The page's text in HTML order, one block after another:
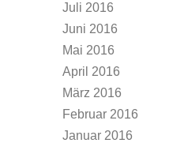
Juli 2016
Juni 2016
Mai 2016
April 2016
März 2016
Februar 2016
Januar 2016